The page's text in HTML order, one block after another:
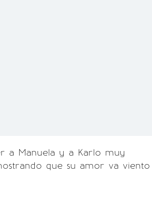
a Manuela y a Karlo muy
que su amor va viento